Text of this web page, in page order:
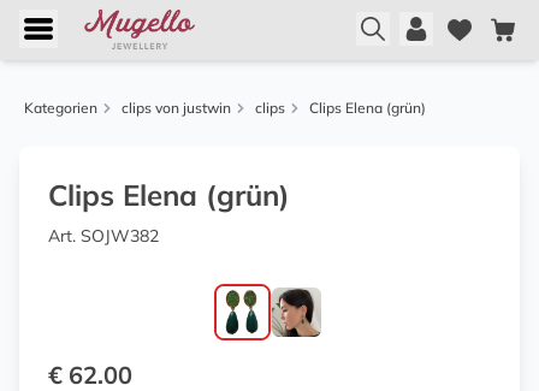
Kategorien clips von justwin clips Clips Elena (grün)
Clips Elena (grün)
Art. SOJW382
€ 62.00